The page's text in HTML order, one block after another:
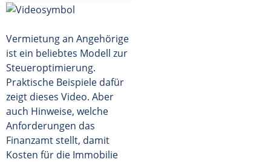
Vermietung an Angehörige
ist ein beliebtes Modell zur
Steueroptimierung.
Praktische Beispiele dafür
zeigt dieses Video. Aber
auch Hinweise, welche
Anforderungen das
Finanzamt stellt, damit
Kosten für die Immobilie